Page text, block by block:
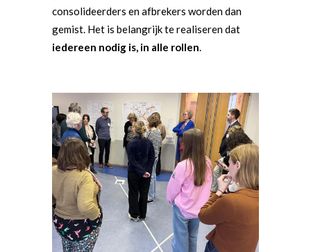
consolideerders en afbrekers worden dan
gemist. Het is belangrijk te realiseren dat
iedereen nodig is, in alle rollen.